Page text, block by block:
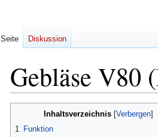
Gebläse V80
Inhaltsverzeichnis
1 Funktion
Seite Diskussion